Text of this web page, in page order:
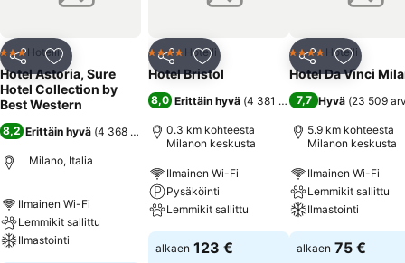
Jaa Lisää suosikkeihin
3 Tähtiluokitus
Hotelli
Hotel Astoria, Sure
Hotel Collection by
Best Western
8,2 Erittäin hyvä (4 368 arviota )
Milano, Italia
Ilmainen Wi-Fi
Lemmikit sallittu
Ilmastointi
Jaa Lisää suosikkeihin
4 Tähtiluokitus
Hotelli
Hotel Bristol
8,0 Erittäin hyvä (4 381 arviota )
0.3 km kohteesta
Milanon keskusta
Ilmainen Wi-Fi
Pysäköinti
Lemmikit sallittu
alkaen 123 €
Jaa Lisää
4 Tähtiluokitus
Hotelli
Hotel Da Vinci
7,7 Hyvä (23 509
5.9 km kohteesta
Milanon keskusta
Ilmainen Wi-Fi
Lemmikit sallittu
Ilmastointi
alkaen 75 €